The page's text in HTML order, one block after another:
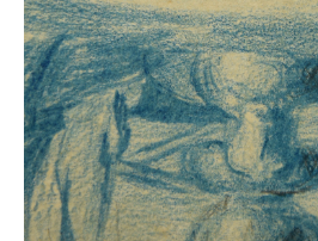
Themenflyer: Richild Holt
Themenflyer: Ernst
Themenflyer: Michel
Weitere Themenflyer
Buchempfehlungen